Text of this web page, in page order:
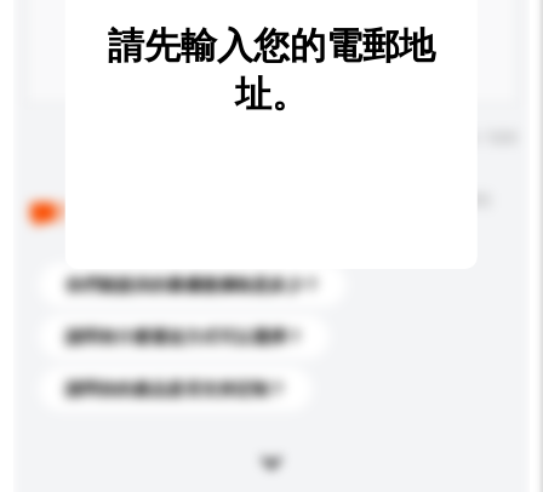
你們能提供的最優惠價格是多少？
請問有什麼運送方式可以選擇？
請問你的產品是否支持定制？
請先輸入您的電郵地
址。